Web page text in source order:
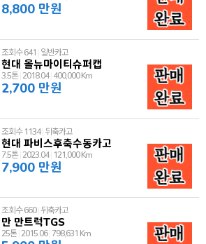
8,800 만원
조회수 641 일반카고
현대 올뉴마이티슈퍼캡
3.5톤 2018.04 400,000 Km
2,700 만원
조회수 1134 뒤축카고
현대 파비스후축수동카고
7.5톤 2023.04 121,000 Km
7,900 만원
조회수 660 뒤축카고
만 만트럭TGS
25톤 2015.06 798,631 Km